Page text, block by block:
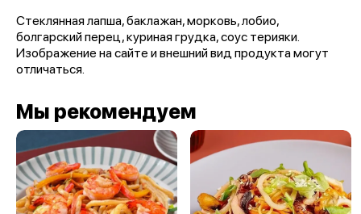
Стеклянная лапша, баклажан, морковь, лобио,
болгарский перец, куриная грудка, соус терияки.
Изображение на сайте и внешний вид продукта могут
отличаться.
Мы рекомендуем